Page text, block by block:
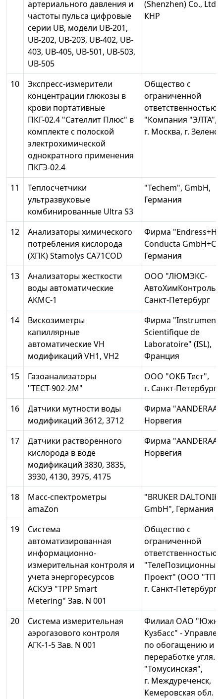
артериального давления и
частоты пульса цифровые
серии UB, модели UB-201,
UB-202, UB-203, UB-402, UB-
403, UB-405, UB-501, UB-503,
UB-505
(Shenzhen) Co.,
КНР
10
Экспресс-измерители
концентрации глюкозы в
крови портативные
ПКГ-02.4 "Сателлит Плюс" в
комплекте с полоской
электрохимической
однократного применения
ПКГЭ-02.4
Общество с
ограниченной
ответственностью
"Компания "ЭЛТА",
г. Москва, г.
11
Теплосчетчики
ультразвуковые
комбинированные Ultra S3
"Techem", GmbH,
Германия
12
Анализаторы химического
потребления кислорода
(ХПК) Stamolys CA71COD
Фирма
Conducta
Германия
13
Анализаторы жесткости
воды автоматические
АКМС-1
ООО "ЛЮМЭКС-
АвтоХимКонтроль",
Санкт-Петербург
14
Вискозиметры
капиллярные
автоматические VH
модификаций VH1, VH2
Фирма
Scientifique de
Laboratoire" (ISL),
Франция
15
Газоанализаторы
"ТЕСТ-902-2М"
OOO "ОКБ Тест",
г. Санкт-Петербург
16
Датчики мутности воды
модификаций 3612, 3712
Фирма "AANDERAA",
Норвегия
17
Датчики растворенного
кислорода в воде
модификаций 3830, 3835,
3930, 4130, 3975, 4175
Фирма "AANDERAA",
Норвегия
18
Масс-спектрометры
amaZon
"BRUKER DALTONIK
GmbH", Германия
19
Система
автоматизированная
информационно-
измерительная контроля и
учета энергоресурсов
АСКУЭ "ТРР Smart
Metering" Зав. N 001
Общество с
ограниченной
ответственностью
"ТелеПозиционный
Проект" (ООО
г. Санкт-Петербург
20
Система измерительная
аэрогазового контроля
АГК-1-5 Зав. N 001
Филиал ОАО
Кузбасс" -
по обогащению и
переработке угля.
"Томусинская",
г. Междуреченск,
Кемеровская обл.